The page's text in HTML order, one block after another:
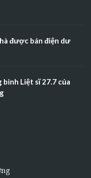
được bán điện dư
Liệt sĩ 27.7 của